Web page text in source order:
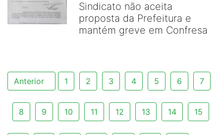
Sindicato não aceita
proposta da Prefeitura e
mantém greve em Confresa
Anterior 1 2 3 4 5 6 7
8 9 10 11 12 13 14 15